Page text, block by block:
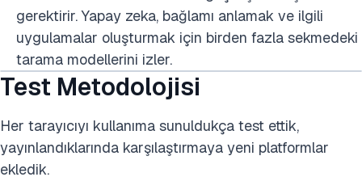
gerektirir. Yapay zeka, bağlamı anlamak ve ilgili
uygulamalar oluşturmak için birden fazla sekmedeki
tarama modellerini izler.
Test Metodolojisi
Her tarayıcıyı kullanıma sunuldukça test ettik,
yayınlandıklarında karşılaştırmaya yeni platformlar
ekledik.